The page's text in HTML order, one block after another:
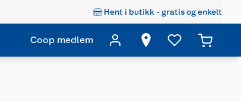
Hent i butikk - gratis og enkelt
Coop medlem